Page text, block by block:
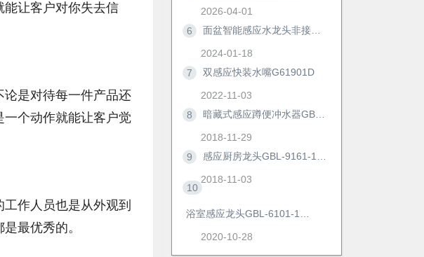
让客户对你失去信
是对待每一件产品还
个动作就能让客户觉
作人员也是从外观到
最优秀的。
2026-04-01
6
2024-01-18
7
双感应快装水嘴G61901D
2022-11-03
8
2018-11-29
9
2018-11-03
10
2020-10-28